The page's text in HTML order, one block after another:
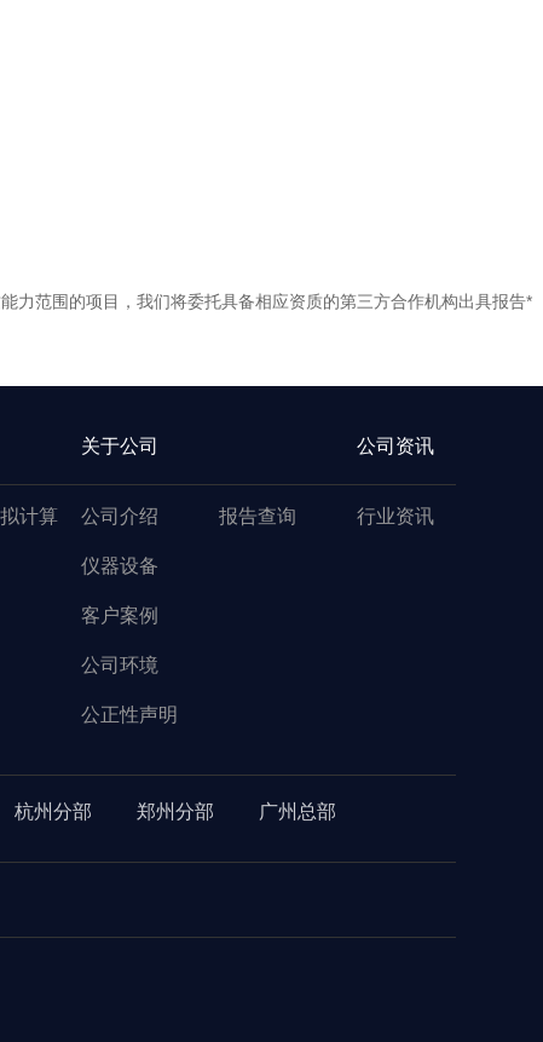
力范围的项目，我们将委托具备相应资质的第三方合作机构出具报告*
关于公司 公司资讯
计算 公司介绍
仪器设备
客户案例
公司环境
公正性声明
报告查询 行业资讯
杭州分部 郑州分部 广州总部